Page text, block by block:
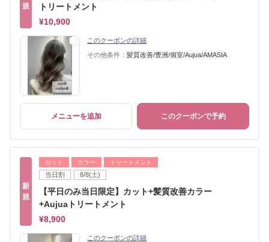
規
トリートメント
¥10,900
このクーポンの詳細
その他条件： 髪質改善/豊洲/個室/Aujua/AMASIA
メニューを追加 このクーポンで予約
新
規
カット カラー トリートメント
当日割 8/8(土)
【平日のみ当日限定】カット+髪質改善カラー
+Aujuaトリートメント
¥8,900
このクーポンの詳細